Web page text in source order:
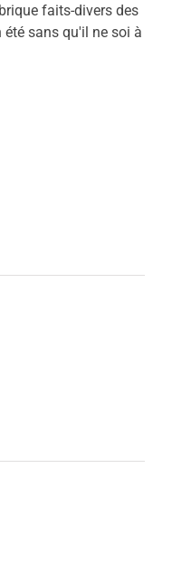
faits-divers des
sans qu'il ne soi à